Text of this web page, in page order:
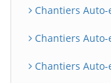
Chantiers
Chantiers
Chantiers